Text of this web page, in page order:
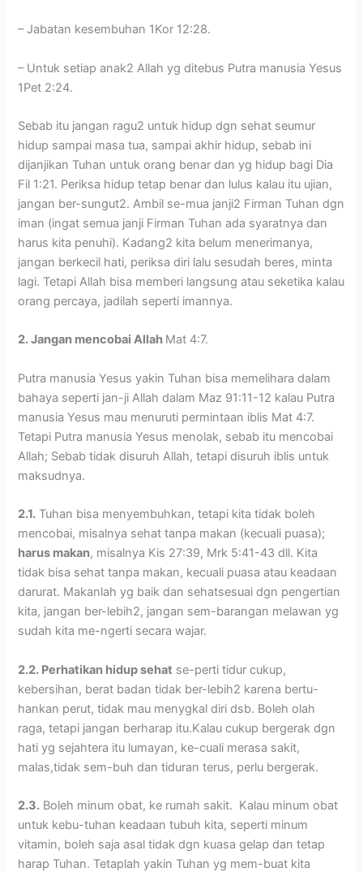
– Jabatan kesembuhan 1Kor 12:28.
– Untuk setiap anak2 Allah yg ditebus Putra manusia Yesus
1Pet 2:24.
Sebab itu jangan ragu2 untuk hidup dgn sehat seumur
hidup sampai masa tua, sampai akhir hidup, sebab ini
dijanjikan Tuhan untuk orang benar dan yg hidup bagi Dia
Fil 1:21. Periksa hidup tetap benar dan lulus kalau itu ujian,
jangan ber-sungut2. Ambil se-mua janji2 Firman Tuhan dgn
iman (ingat semua janji Firman Tuhan ada syaratnya dan
harus kita penuhi). Kadang2 kita belum menerimanya,
jangan berkecil hati, periksa diri lalu sesudah beres, minta
lagi. Tetapi Allah bisa memberi langsung atau seketika kalau
orang percaya, jadilah seperti imannya.
2. Jangan mencobai Allah Mat 4:7.
Putra manusia Yesus yakin Tuhan bisa memelihara dalam
bahaya seperti jan-ji Allah dalam Maz 91:11-12 kalau Putra
manusia Yesus mau menuruti permintaan iblis Mat 4:7.
Tetapi Putra manusia Yesus menolak, sebab itu mencobai
Allah; Sebab tidak disuruh Allah, tetapi disuruh iblis untuk
maksudnya.
2.1. Tuhan bisa menyembuhkan, tetapi kita tidak boleh
mencobai, misalnya sehat tanpa makan (kecuali puasa);
harus makan, misalnya Kis 27:39, Mrk 5:41-43 dll. Kita
tidak bisa sehat tanpa makan, kecuali puasa atau keadaan
darurat. Makanlah yg baik dan sehatsesuai dgn pengertian
kita, jangan ber-lebih2, jangan sem-barangan melawan yg
sudah kita me-ngerti secara wajar.
2.2. Perhatikan hidup sehat se-perti tidur cukup,
kebersihan, berat badan tidak ber-lebih2 karena bertu-
hankan perut, tidak mau menygkal diri dsb. Boleh olah
raga, tetapi jangan berharap itu.Kalau cukup bergerak dgn
hati yg sejahtera itu lumayan, ke-cuali merasa sakit,
malas,tidak sem-buh dan tiduran terus, perlu bergerak.
2.3. Boleh minum obat, ke rumah sakit. Kalau minum obat
untuk kebu-tuhan keadaan tubuh kita, seperti minum
vitamin, boleh saja asal tidak dgn kuasa gelap dan tetap
harap Tuhan. Tetaplah yakin Tuhan yg mem-buat kita